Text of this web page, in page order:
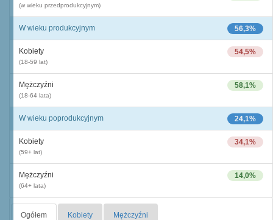
(w wieku przedprodukcyjnym)
56,3%
W wieku produkcyjnym
54,5%
Kobiety
(18-59 lat)
58,1%
Mężczyźni
(18-64 lata)
24,1%
W wieku poprodukcyjnym
34,1%
Kobiety
(59+ lat)
14,0%
Mężczyźni
(64+ lata)
Ogółem Kobiety Mężczyźni